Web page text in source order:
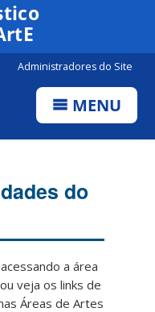
Canais
Administradores do Site
MENU
do
a área
veja os links de
Áreas de Artes